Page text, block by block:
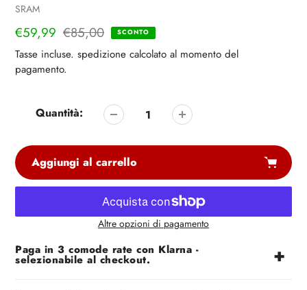
Venditrice
SRAM
Prezzo
di
vendita
€59,99
Prezzo
regolare
€85,00 SCONTO
Tasse incluse. spedizione calcolato al momento del
pagamento.
Quantità:
Aggiungi al carrello
Altre opzioni di pagamento
di
prodotto
Paga in 3 comode rate con Klarna -
selezionabile al checkout.